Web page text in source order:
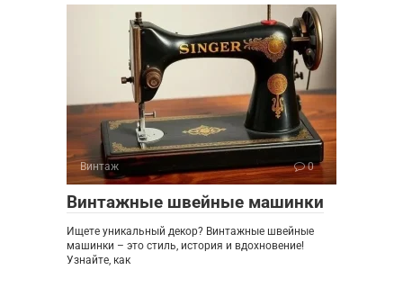
Винтаж 0
Винтажные швейные машинки
Ищете уникальный декор? Винтажные швейные
машинки – это стиль, история и вдохновение!
Узнайте, как